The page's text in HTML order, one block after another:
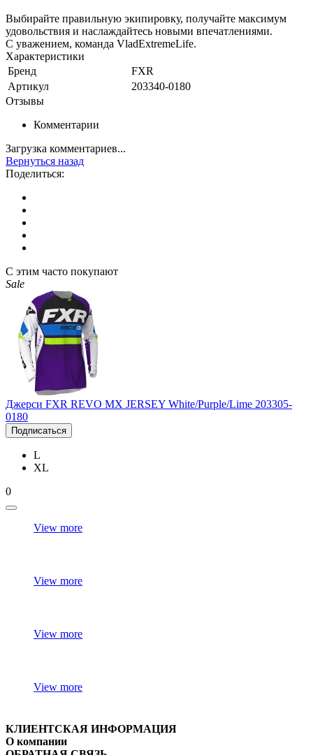
Выбирайте правильную экипировку, получайте максимум
удовольствия и наслаждайтесь новыми впечатлениями.
С уважением, команда VladExtremeLife.
Характеристики
Бренд
FXR
Артикул
203340-0180
Отзывы
Комментарии
Загрузка комментариев...
Вернуться назад
Поделиться:
С этим часто покупают
Sale
Джерси FXR REVO MX JERSEY White/Purple/Lime 203305-
0180
Подписаться
L
XL
0
View more
View more
View more
View more
КЛИЕНТСКАЯ ИНФОРМАЦИЯ
О компании